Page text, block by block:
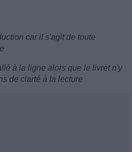
car il s'agit de toute
à la ligne alors que le livret n'y
de clarté à la lecture